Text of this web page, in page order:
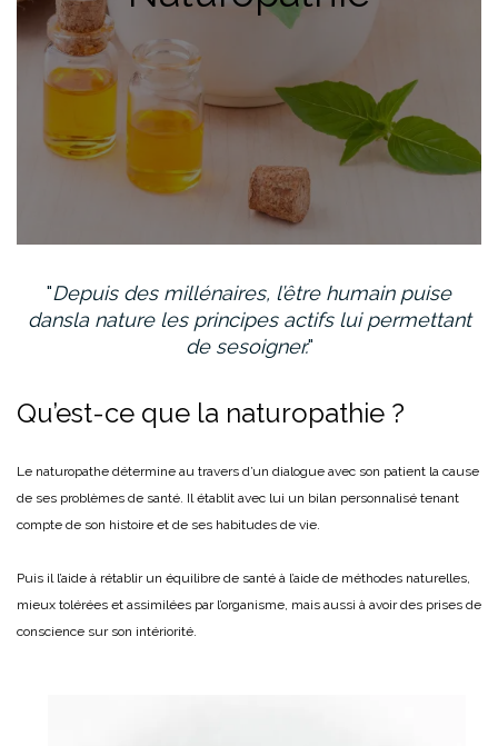
Depuis des millénaires, l’être humain puise
dansla nature les principes actifs lui permettant
de sesoigner.
Qu’est-ce que la naturopathie ?
Le naturopathe détermine au travers d’un dialogue avec son patient la cause
de ses problèmes de santé. Il établit avec lui un bilan personnalisé tenant
compte de son histoire et de ses habitudes de vie.
Puis il l’aide à rétablir un équilibre de santé à l’aide de méthodes naturelles,
mieux tolérées et assimilées par l’organisme, mais aussi à avoir des prises de
conscience sur son intériorité.